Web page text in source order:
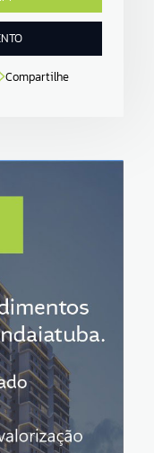
Compartilhe